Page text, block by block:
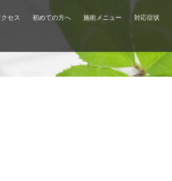
セス 初めての方へ 施術メニュー 対応症状